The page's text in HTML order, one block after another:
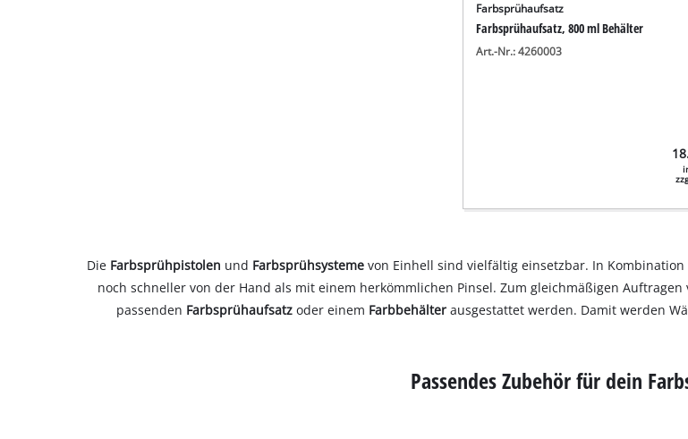
Farbsprühaufsatz
Farbsprühaufsatz, 800 ml Behälter
Art.-Nr.: 4260003
Die Farbsprühpistolen und Farbsprühsysteme von Einhell sind vielfältig einsetzbar. In
noch schneller von der Hand als mit einem herkömmlichen Pinsel. Zum gleichmäßigen
passenden Farbsprühaufsatzoder einem Farbbehälterausgestattet werden. Damit werden
Passendes Zubehör für dein